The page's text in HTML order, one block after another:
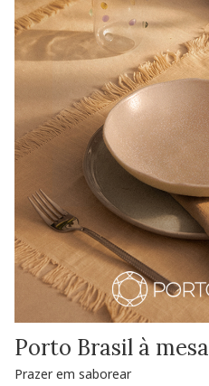
Porto Brasil à mesa
Prazer em saborear